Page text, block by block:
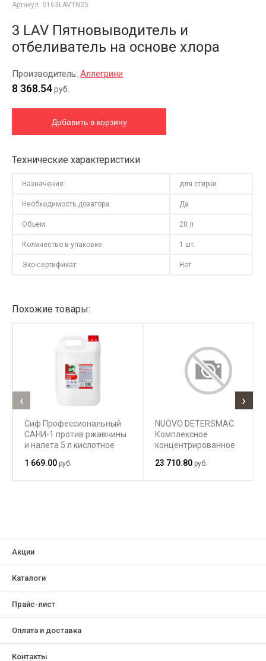
Артикул: 0163LAVTN25
3 LAV Пятновыводитель и
отбеливатель на основе хлора
Производитель: Аллегрини
8 368.54руб.
Технические характеристики
Назначение: для стирки
Необходимость дозатора: Да
Объем: 20 л
Количество в упаковке: 1 шт.
Эко-сертификат: Нет
Похожие товары:
Сиф Профессиональный
САНИ-1 против ржавчины
и налета 5 л кислотное
средство
1 669.00 руб.
NUOVO DETERSMAC
Комплексное
концентрированное
белья на основе ПАВ с
23 710.80 руб.
‹ ›
Акции
Каталоги
Прайс-лист
Оплата и доставка
Контакты